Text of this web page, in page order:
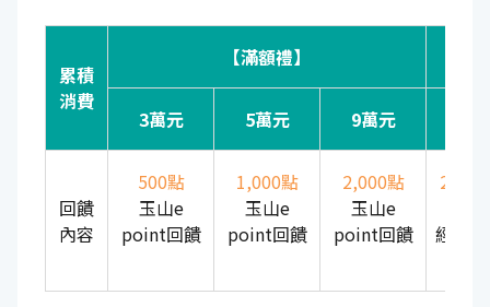
累積
消費
【滿額禮】
3萬元 5萬元 9萬元
回饋
內容
500點
玉山e
point回饋
1,000點
玉山e
point回饋
2,000點
玉山e
point回饋
2,000
經典